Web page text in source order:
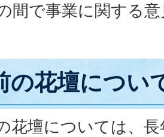
間で事業に関する
の花壇につい
花壇については、